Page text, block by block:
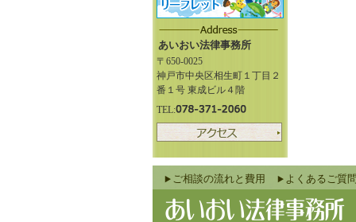
あいおい法律事務所
〒650-0025
神戸市中央区相生町１丁目２
番１号 東成ビル４階
TEL:
ご相談の流れと費用 よくあるご質